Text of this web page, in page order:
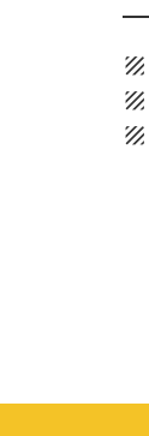
texture
texture
texture